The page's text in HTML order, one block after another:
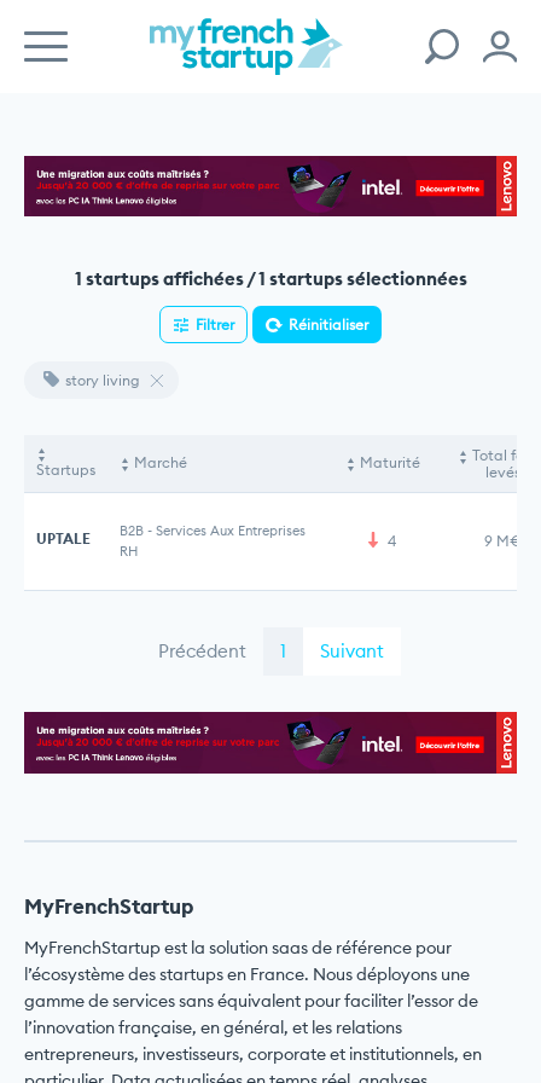
1 startups affichées / 1 startups sélectionnées
Filtrer Réinitialiser
story living
Startups Marché Maturité
Total
levés
UPTALE B2B - Services Aux Entreprises
RH
4 9 M€
Précédent 1 Suivant
MyFrenchStartup
MyFrenchStartup est la solution saas de référence pour
l’écosystème des startups en France. Nous déployons une
gamme de services sans équivalent pour faciliter l’essor de
l’innovation française, en général, et les relations
entrepreneurs, investisseurs, corporate et institutionnels, en